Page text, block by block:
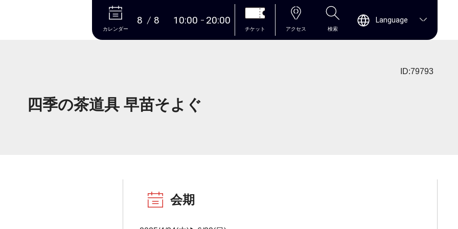
本文へ
カレンダー
8 8 10:00 20:00
チケット アクセス 検索
Language
ID:79793
四季の茶道具 早苗そよぐ
会期